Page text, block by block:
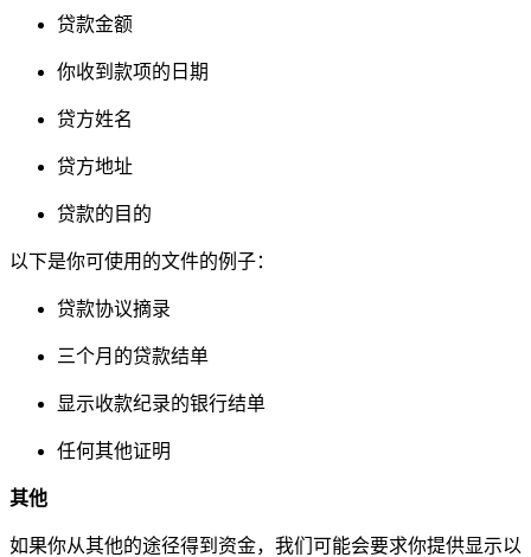
贷款金额
你收到款项的日期
贷方姓名
贷方地址
贷款的目的
以下是你可使用的文件的例子：
贷款协议摘录
三个月的贷款结单
显示收款纪录的银行结单
任何其他证明
其他
如果你从其他的途径得到资金，我们可能会要求你提供显示以